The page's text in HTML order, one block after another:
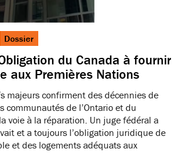
Dossier
du Canada à fournir
aux Premières Nations
majeurs confirment des décennies de
communautés de l’Ontario et du
voie à la réparation. Un juge fédéral a
et a toujours l’obligation juridique de
et des logements adéquats aux